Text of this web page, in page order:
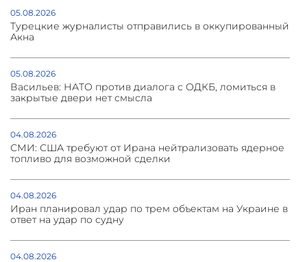
05.08.2026
Турецкие журналисты отправились в оккупированный
Акна
05.08.2026
Васильев: НАТО против диалога с ОДКБ, ломиться в
закрытые двери нет смысла
04.08.2026
СМИ: США требуют от Ирана нейтрализовать ядерное
топливо для возможной сделки
04.08.2026
Иран планировал удар по трем объектам на Украине в
ответ на удар по судну
04.08.2026